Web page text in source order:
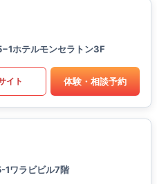
ホテルモンセラトン3F
イト 体験・相談予約
1ワラビビル7階